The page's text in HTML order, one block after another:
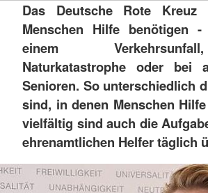
Das Deutsche Rote
Menschen Hilfe benötigen
einem
Naturkatastrophe oder bei
Senioren. So unterschiedlich
sind, in denen Menschen
vielfältig sind auch die
ehrenamtlichen Helfer täglich